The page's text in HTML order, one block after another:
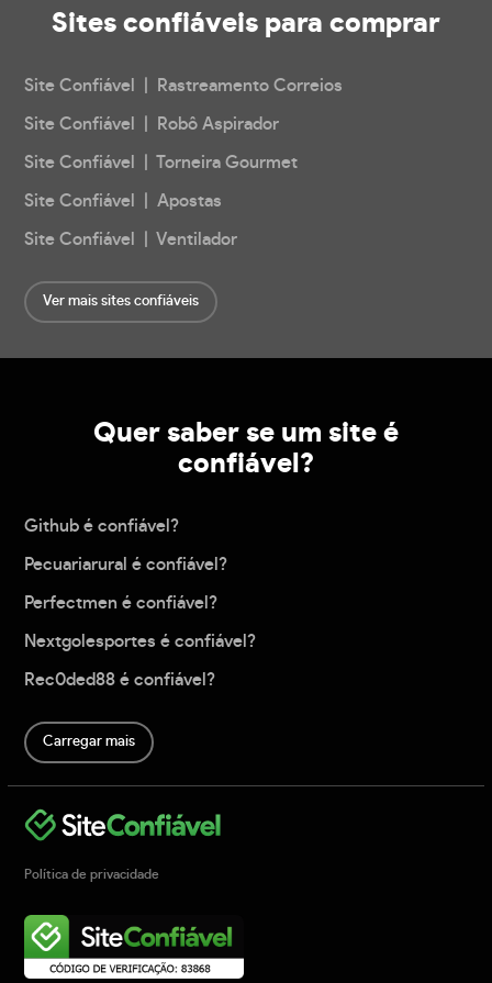
Sites confiáveis para comprar
Site Confiável | Rastreamento Correios
Site Confiável | Robô Aspirador
Site Confiável | Torneira Gourmet
Site Confiável | Apostas
Site Confiável | Ventilador
Ver mais sites confiáveis
Quer saber se um site é
confiável?
Github é confiável?
Pecuariarural é confiável?
Perfectmen é confiável?
Nextgolesportes é confiável?
Rec0ded88 é confiável?
Carregar mais
Política de privacidade